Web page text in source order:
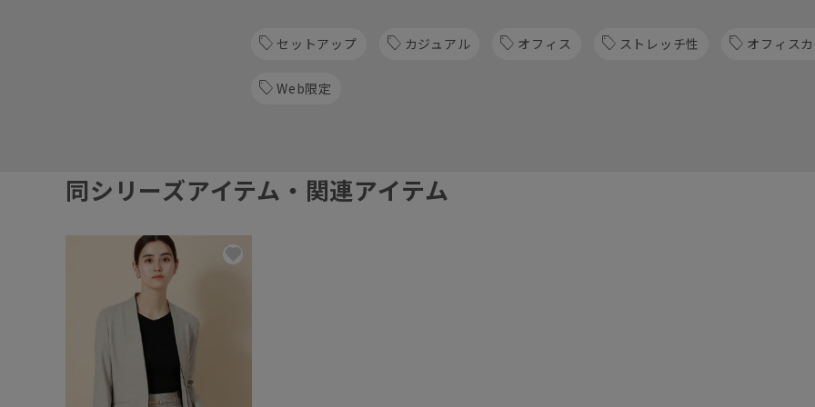
セットアップ カジュアル オフィス ストレッチ性 オフィス
Web限定
同シリーズアイテム・関連アイテム